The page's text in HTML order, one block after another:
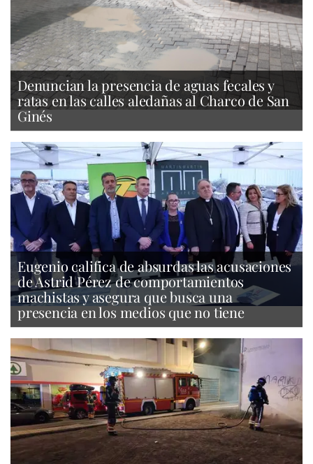
Denuncian la presencia de aguas fecales y
ratas en las calles aledañas al Charco de San
Ginés
Eugenio califica de absurdas las acusaciones
de Astrid Pérez de comportamientos
machistas y asegura que busca una
presencia en los medios que no tiene